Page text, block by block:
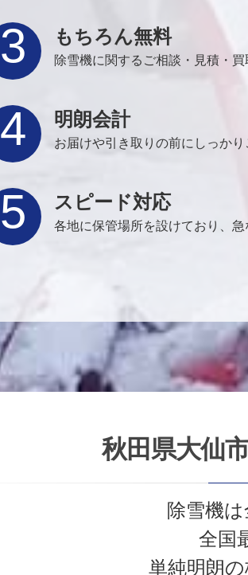
もちろん無料
除雪機に関するご相談・見積・買
3
明朗会計
お届けや引き取りの前にしっか
4
スピード対応
各地に保管場所を設けており、
5
秋田県大仙
除雪機
全国
単純明朗